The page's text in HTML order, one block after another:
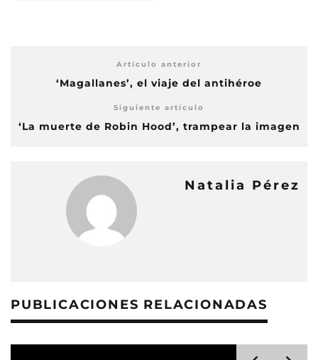
Artículo anterior
‘Magallanes’, el viaje del antihéroe
Siguiente artículo
‘La muerte de Robin Hood’, trampear la imagen
Natalia Pérez
PUBLICACIONES RELACIONADAS